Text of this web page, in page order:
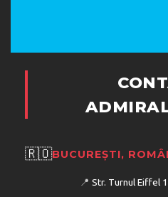
🇷🇴BUCUREȘTI,
📍 Str. Turnul Eiffel